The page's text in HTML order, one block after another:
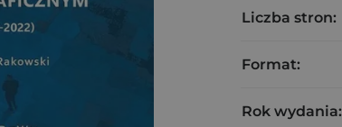
Liczba stron:
Format:
Rok wydania: